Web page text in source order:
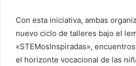
Con esta iniciativa, ambas
nuevo ciclo de talleres bajo el
«STEMosInspiradas»,
el horizonte vocacional de las